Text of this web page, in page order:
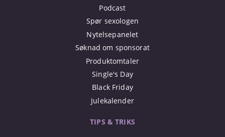
Podcast
Spør sexologen
Nytelsepanelet
Søknad om sponsorat
Produktomtaler
Single's Day
Black Friday
Julekalender
TIPS & TRIKS